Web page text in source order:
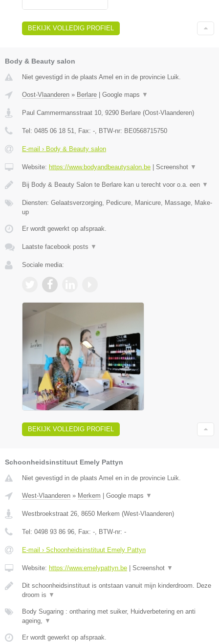
BEKIJK VOLLEDIG PROFIEL
Body & Beauty salon
Niet gevestigd in de plaats Amel en in de provincie Luik.
Oost-Vlaanderen » Berlare Google maps ▼
Paul Cammermansstraat 10, 9290 Berlare (Oost-Vlaanderen)
Tel: 0485 06 18 51, Fax: -, BTW-nr: BE0568715750
E-mail › Body & Beauty salon
Website: https://www.bodyandbeautysalon.be Screenshot ▼
Bij Body & Beauty Salon te Berlare kan u terecht voor o.a. een ▼
Diensten: Gelaatsverzorging, Pedicure, Manicure, Massage, Make-
up
Er wordt gewerkt op afspraak.
Laatste facebook posts ▼
Sociale media:
BEKIJK VOLLEDIG PROFIEL
Schoonheidsinstituut Emely Pattyn
Niet gevestigd in de plaats Amel en in de provincie Luik.
West-Vlaanderen » Merkem | Google maps ▼
Westbroekstraat 26 8650 Merkem (West-Vlaanderen)
Tel: 0498 93 86 96 , Fax: - , BTW-nr: -
E-mail › Schoonheidsinstituut Emely Pattyn
Website: https://www.emelypattyn.be | Screenshot ▼
Dit schoonheidsinstituut is ontstaan vanuit mijn kinderdroom. Deze
droom is ▼
Body Sugaring : ontharing met suiker, Huidverbetering en anti
ageing,
▼
Er wordt gewerkt op afspraak.